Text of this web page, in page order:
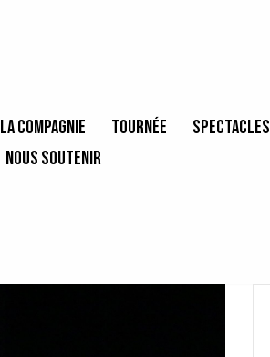
La Compagnie Tournée Spectacles
Nous soutenir